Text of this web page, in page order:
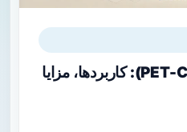
آزمایش پت سی‌تی (PET-CT): کاربردها، مزایا